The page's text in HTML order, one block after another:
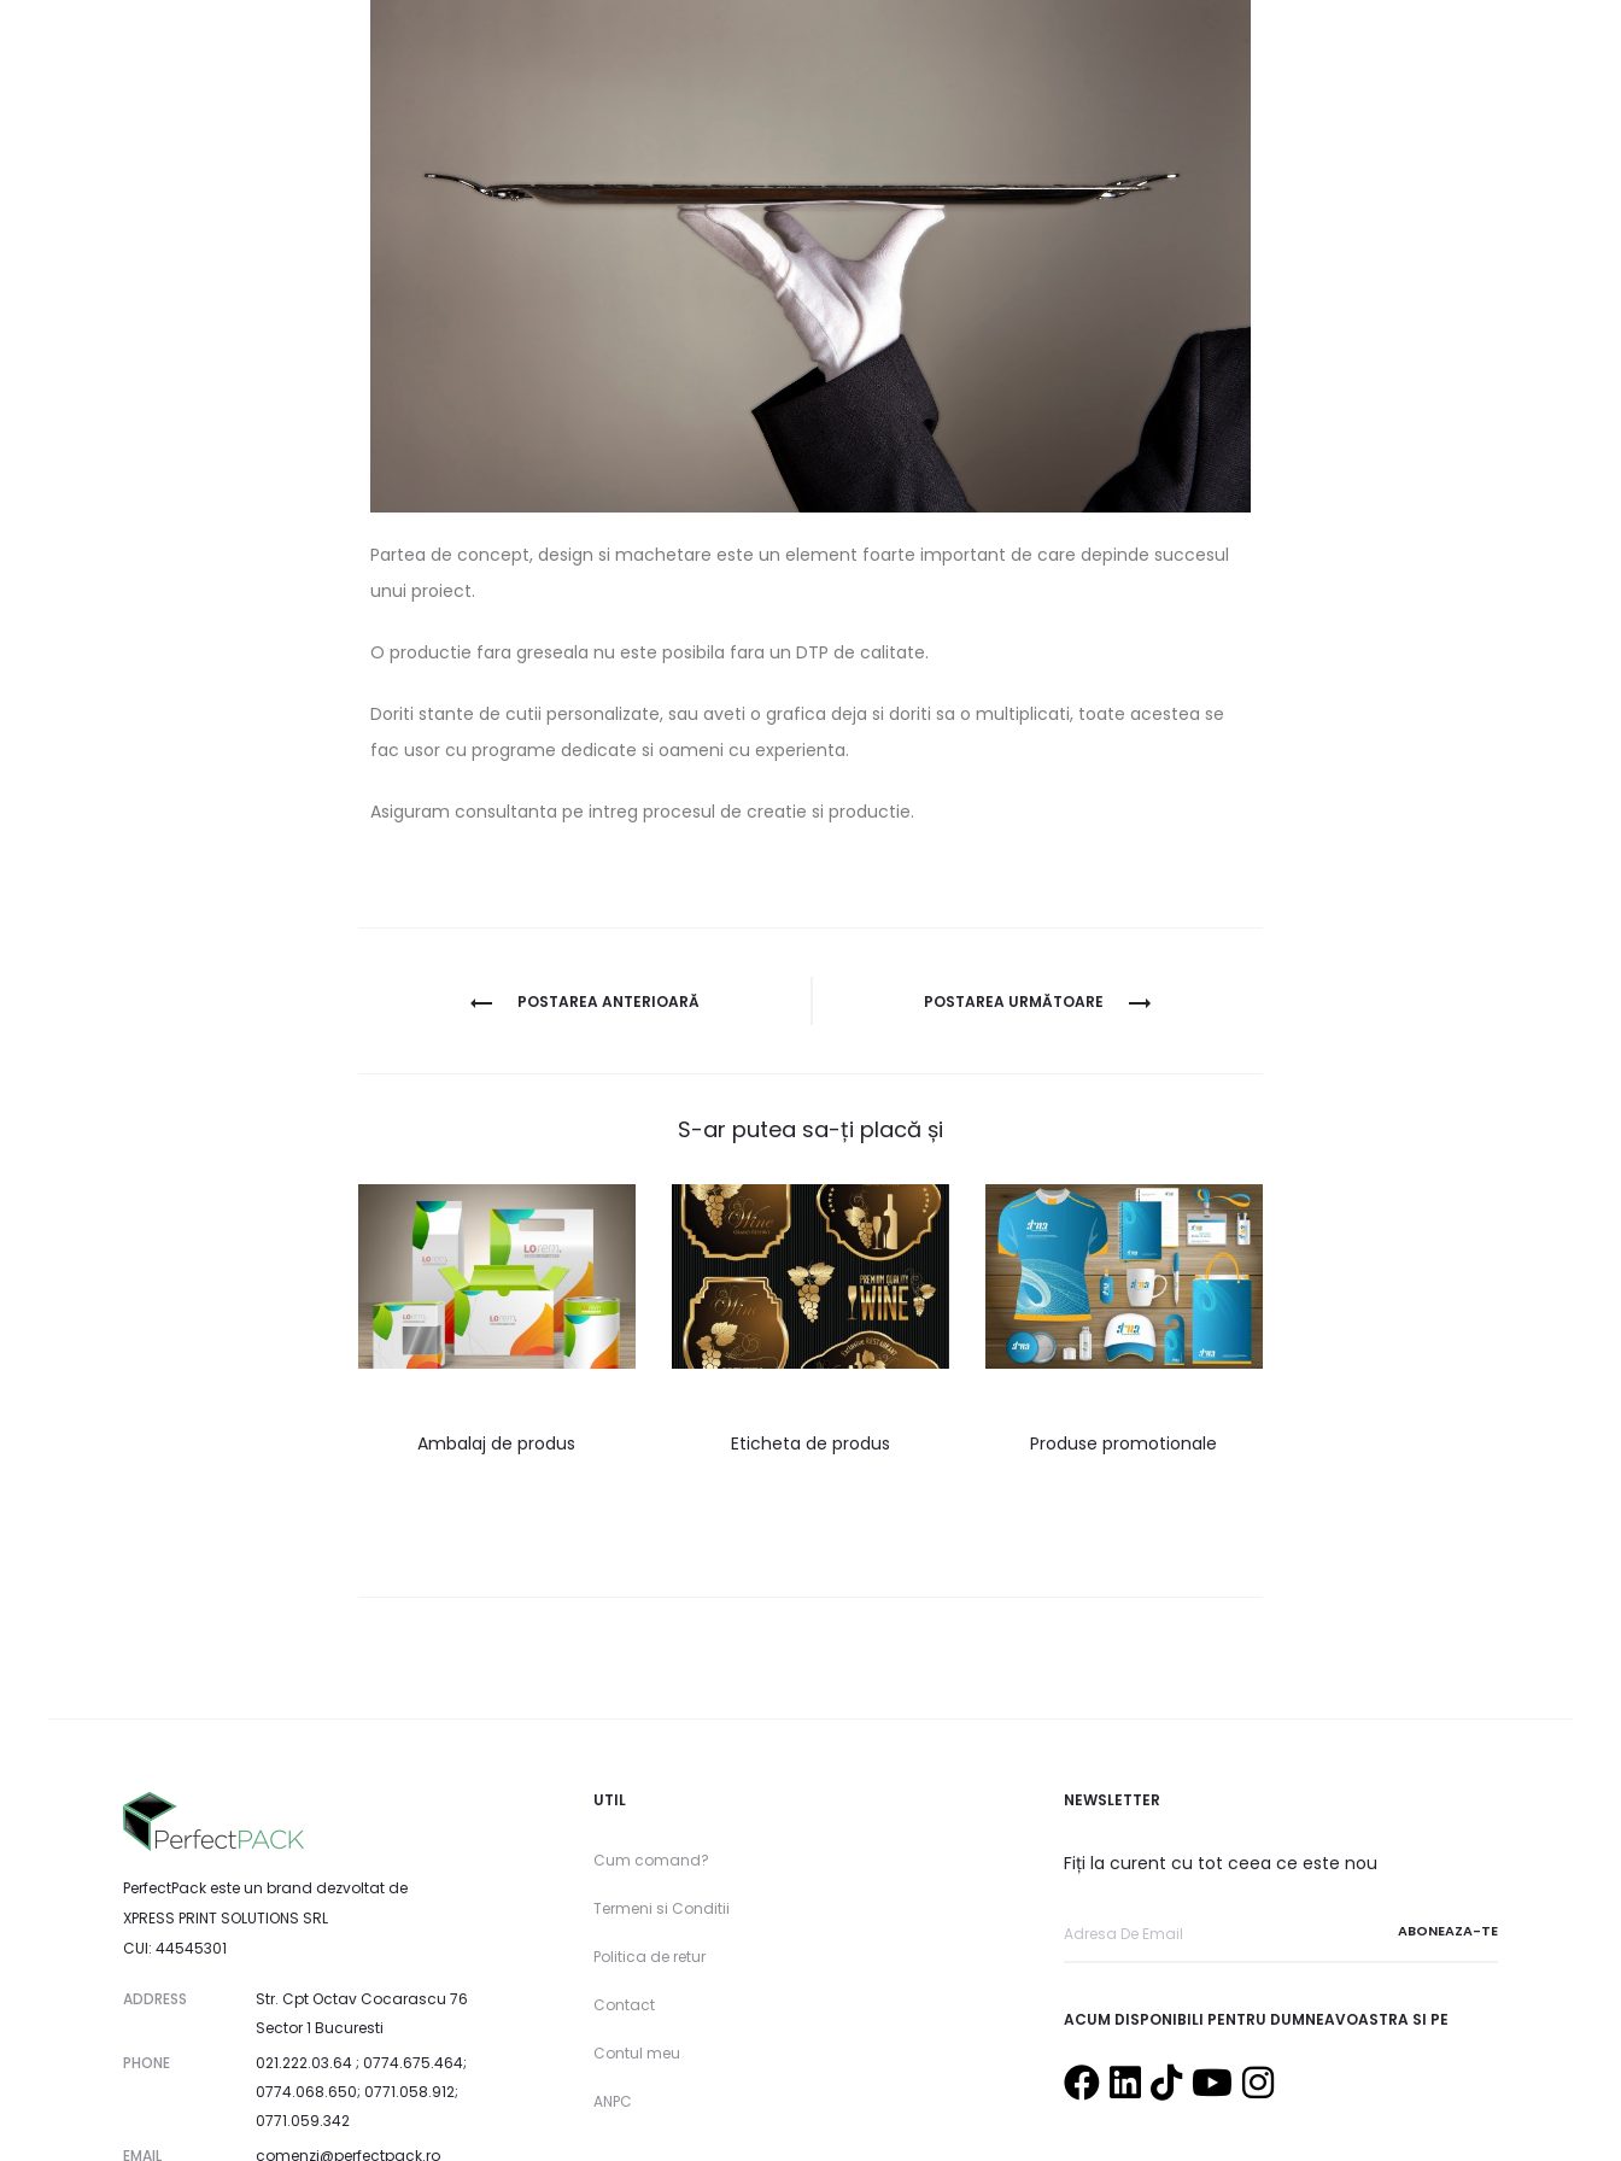
Partea de concept, design si machetare este un element foarte important de care depinde succesul
unui proiect.
O productie fara greseala nu este posibila fara un DTP de calitate.
Doriti stante de cutii personalizate, sau aveti o grafica deja si doriti sa o multiplicati, toate acestea se
fac usor cu programe dedicate si oameni cu experienta.
Asiguram consultanta pe intreg procesul de creatie si productie.
POSTAREA ANTERIOARĂ POSTAREA URMĂTOARE
S-ar putea sa-ți placă și
Ambalaj de produs Eticheta de produs Produse promotionale
PerfectPack este un brand dezvoltat de
XPRESS PRINT SOLUTIONS SRL
CUI: 44545301
ADDRESS
Str. Cpt Octav Cocarascu 76
Sector 1 Bucuresti
PHONE
021.222.03.64 ; 0774.675.464;
0774.068.650; 0771.058.912;
0771.059.342
EMAIL
comenzi@perfectpack.ro
UTIL
Cum comand?
Termeni si Conditii
Politica de retur
Contact
Contul meu
ANPC
NEWSLETTER
Fiți la curent cu tot ceea ce este nou
ACUM DISPONIBILI PENTRU DUMNEAVOASTRA SI PE